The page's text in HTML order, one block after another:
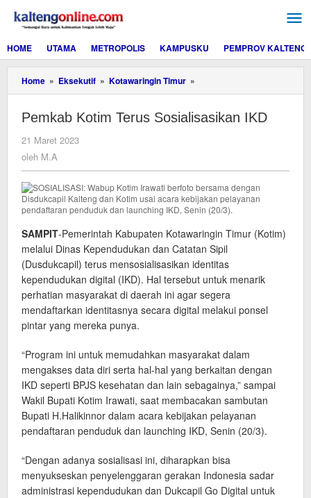
konten
HOME
UTAMA METROPOLIS KAMPUSKU PEMPROV KALTENG
Home » Eksekutif » Kotawaringin Timur »
Kotim
Sosialisasikan
Pemkab Kotim Terus Sosialisasikan IKD
21 Maret 2023
oleh M.A
SAMPIT-Pemerintah Kabupaten Kotawaringin Timur (Kotim)
melalui Dinas Kependudukan dan Catatan Sipil
(Dusdukcapil) terus mensosialisasikan identitas
kependudukan digital (IKD). Hal tersebut untuk menarik
perhatian masyarakat di daerah ini agar segera
mendaftarkan identitasnya secara digital melakui ponsel
pintar yang mereka punya.
“Program ini untuk memudahkan masyarakat dalam
mengakses data diri serta hal-hal yang berkaitan dengan
IKD seperti BPJS kesehatan dan lain sebagainya,” sampai
Wakil Bupati Kotim Irawati, saat membacakan sambutan
Bupati H.Halikinnor dalam acara kebijakan pelayanan
pendaftaran penduduk dan launching IKD, Senin (20/3).
“Dengan adanya sosialisasi ini, diharapkan bisa
menyukseskan penyelenggaran gerakan Indonesia sadar
administrasi kependudukan dan Dukcapil Go Digital untuk